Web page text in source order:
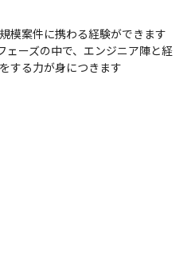
模案件に携わる経験ができます
ェーズの中で、エンジニア陣と経
する力が身につきます